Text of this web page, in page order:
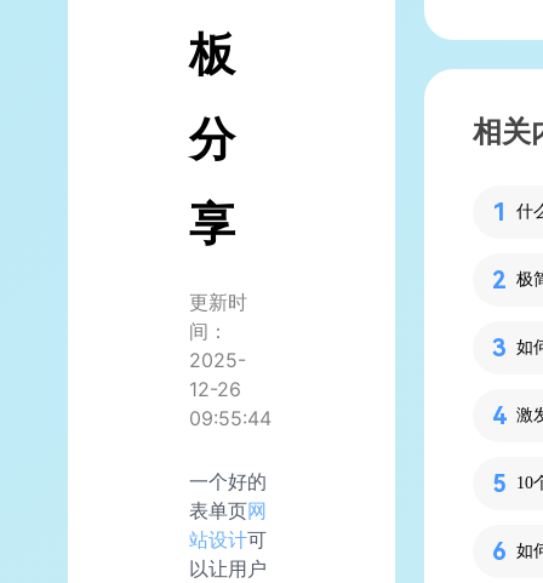
板
分
享
更新时
间：
2025-
12-26
09:55:44
一个好的
表单页网
站设计可
以让用户
相关
什
极
10
如